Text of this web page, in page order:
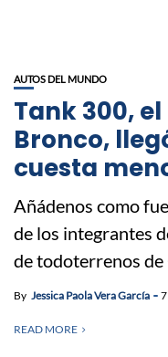
AUTOS DEL MUNDO
Tank 300,
Bronco,
cuesta
Añádenos como
de los integrantes
de todoterrenos de
By Jessica Paola Vera García
READ MORE